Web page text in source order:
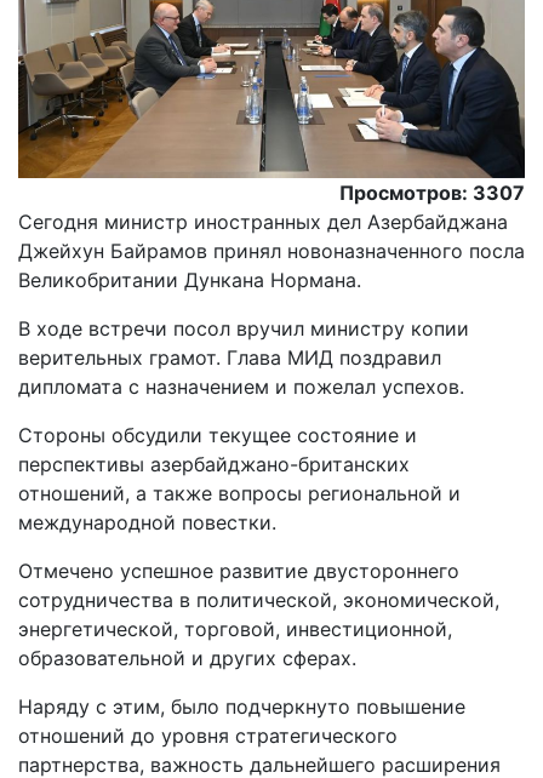
Просмотров: 3307
Сегодня министр иностранных дел Азербайджана
Джейхун Байрамов принял новоназначенного посла
Великобритании Дункана Нормана.
В ходе встречи посол вручил министру копии
верительных грамот. Глава МИД поздравил
дипломата с назначением и пожелал успехов.
Стороны обсудили текущее состояние и
перспективы азербайджано-британских
отношений, а также вопросы региональной и
международной повестки.
Отмечено успешное развитие двустороннего
сотрудничества в политической, экономической,
энергетической, торговой, инвестиционной,
образовательной и других сферах.
Наряду с этим, было подчеркнуто повышение
отношений до уровня стратегического
партнерства, важность дальнейшего расширения